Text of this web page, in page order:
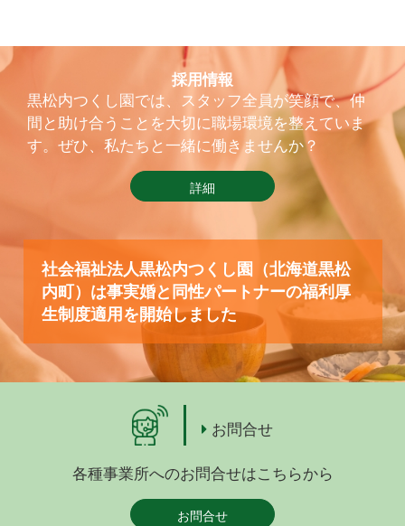
採用情報
黒松内つくし園では、スタッフ全員が笑顔で、仲
間と助け合うことを大切に職場環境を整えていま
す。ぜひ、私たちと一緒に働きませんか？
詳細
社会福祉法人黒松内つくし園（北海道黒松
内町）は事実婚と同性パートナーの福利厚
生制度適用を開始しました
お問合せ
各種事業所へのお問合せはこちらから
お問合せ